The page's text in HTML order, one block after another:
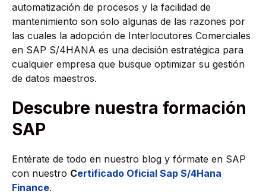
automatización de procesos y la facilidad de
mantenimiento son solo algunas de las razones por
las cuales la adopción de Interlocutores Comerciales
en SAP S/4HANA es una decisión estratégica para
cualquier empresa que busque optimizar su gestión
de datos maestros.
Descubre nuestra formación
SAP
Entérate de todo en nuestro blog y fórmate en SAP
con nuestro Certificado Oficial Sap S/4Hana
Finance.